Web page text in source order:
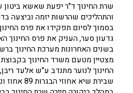
שרת החינוך ד"ר יפעת שאשא ביטון
והתהליכים שהרשות יזמה וביצעה
בסמוך לסיום תפקידו את פרס
גדעון סער, העניק את פרס החינוך
בשנים האחרונות מערכת החינוך
מצטיין מטעם משרד החינוך בקבוצת
החינוך לנוער מתנדב ע"ש אלעד
שבירת שיא אחוזי הבגרות 89 אחוז ונציגות במועצת התלמידים המחוזית והארצית.